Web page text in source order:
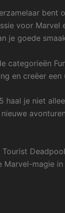
bent
voor Marvel
je goede
categorieën
en creëer
haal je niet
Marvel-magie in